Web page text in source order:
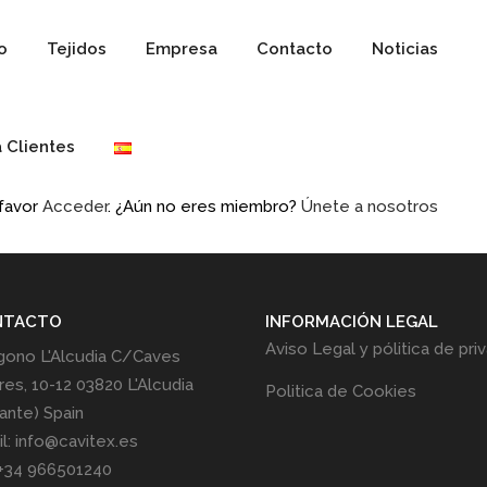
Tejidos Empresa Contacto Noticias
Clientes
Acceder. ¿Aún no eres miembro? Únete a nosotros
L'Alcudia C/Caves
10-12 03820 L'Alcudia
Spain
info@cavitex.es
966501240
INFORMACIÓN LEGAL
Aviso Legal y pólitica de
Politica de Cookies